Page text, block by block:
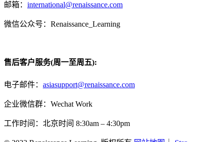
邮箱： international@renaissance.com
微信公众号：Renaissance_Learning
售后客户服务(周一至周五):
电子邮件： asiasupport@renaissance.com
企业微信群：Wechat Work
工作时间：北京时间 8:30am – 4:30pm